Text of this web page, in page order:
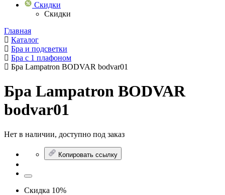
Скидки
Скидки
Главная
Каталог
Бра и подсветки
Бра с 1 плафоном
Бра Lampatron BODVAR bodvar01
Бра Lampatron BODVAR
bodvar01
Нет в наличии, доступно под заказ
Копировать ссылку
Скидка 10%